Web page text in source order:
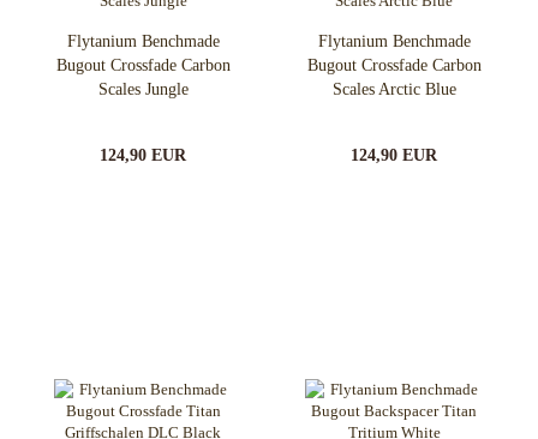
Flytanium Benchmade
Bugout Crossfade Carbon
Scales Jungle
124,90 EUR
Flytanium Benchmade
Bugout Crossfade Carbon
Scales Arctic Blue
124,90 EUR